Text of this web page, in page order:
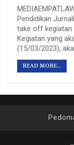
Pendidikan
take off kegiatan
Kegiatan yang
(15/03/2023),
READ MORE...